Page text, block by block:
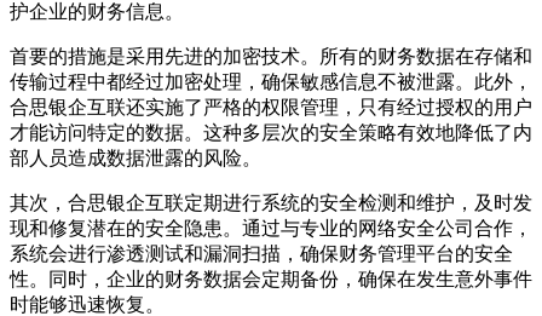
护企业的财务信息。
首要的措施是采用先进的加密技术。所有的财务数据在存储和
传输过程中都经过加密处理，确保敏感信息不被泄露。此外，
合思银企互联还实施了严格的权限管理，只有经过授权的用户
才能访问特定的数据。这种多层次的安全策略有效地降低了内
部人员造成数据泄露的风险。
其次，合思银企互联定期进行系统的安全检测和维护，及时发
现和修复潜在的安全隐患。通过与专业的网络安全公司合作，
系统会进行渗透测试和漏洞扫描，确保财务管理平台的安全
性。同时，企业的财务数据会定期备份，确保在发生意外事件
时能够迅速恢复。